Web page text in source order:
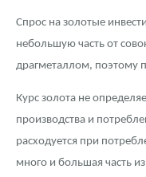
Золотой червонец Сеятель
Золотые слитки
Гарри Поттер
Год Лошади
Выкуп монет
Выкуп серебряных монет
Вопрос - ответ
Условия возврата
Монеты
Распродажа монет и
Итоги 2025 года.
2026 год
Cтатьи
Георгий Победоносец -
Курс золота и серебра
Лом выкуп
Контакты
Письмо директору
Пресс-служба
Спрос на золотые
небольшую часть от
драгметаллом, поэтому
Курс золота не
производства и
расходуется при
много и большая часть